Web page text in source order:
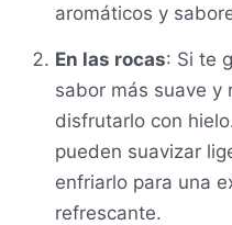
aromáticos y
En las rocas: Si te
sabor más suave y
disfrutarlo con
pueden suavizar
enfriarlo para una
refrescante.